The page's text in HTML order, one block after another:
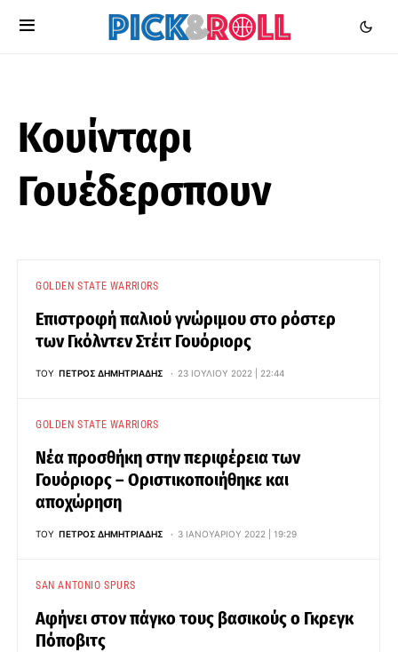
Κουίνταρι
Γουέδερσπουν
GOLDEN STATE WARRIORS
Επιστροφή παλιού γνώριμου στο ρόστερ
των Γκόλντεν Στέιτ Γουόριορς
ΤΟΥ ΠΈΤΡΟΣ ΔΗΜΗΤΡΙΆΔΗΣ 23 ΙΟΥΛΊΟΥ 2022 | 22:44
GOLDEN STATE WARRIORS
Νέα προσθήκη στην περιφέρεια των
Γουόριορς – Οριστικοποιήθηκε και
αποχώρηση
ΤΟΥ ΠΈΤΡΟΣ ΔΗΜΗΤΡΙΆΔΗΣ 3 ΙΑΝΟΥΑΡΊΟΥ 2022 | 19:29
SAN ANTONIO SPURS
Αφήνει στον πάγκο τους βασικούς ο Γκρεγκ
Πόποβιτς